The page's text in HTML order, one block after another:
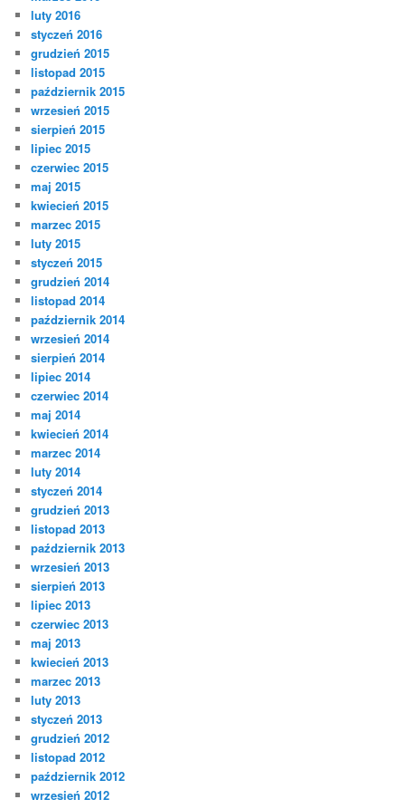
luty 2016
styczeń 2016
grudzień 2015
listopad 2015
październik 2015
wrzesień 2015
sierpień 2015
lipiec 2015
czerwiec 2015
maj 2015
kwiecień 2015
marzec 2015
luty 2015
styczeń 2015
grudzień 2014
listopad 2014
październik 2014
wrzesień 2014
sierpień 2014
lipiec 2014
czerwiec 2014
maj 2014
kwiecień 2014
marzec 2014
luty 2014
styczeń 2014
grudzień 2013
listopad 2013
październik 2013
wrzesień 2013
sierpień 2013
lipiec 2013
czerwiec 2013
maj 2013
kwiecień 2013
marzec 2013
luty 2013
styczeń 2013
grudzień 2012
listopad 2012
październik 2012
wrzesień 2012